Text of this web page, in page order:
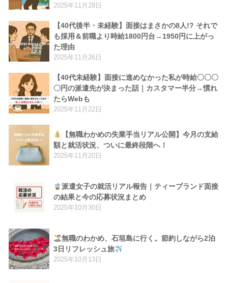
2025年11月28日
【40代後半・未経験】面接はまさかの8人!? それで
も採用＆前職より時給1800円台→1950円に上がっ
た理由
2025年11月26日
【40代未経験】面接に進めなかった私が時給〇〇〇
〇円の派遣先が決まった話｜カスタマー半分→慣れ
たらWebも
2025年11月22日
【無職わかめの失業手当リアル公開】今月の支給
額と就活状況、ついに最終段階へ！
2025年11月20日
派遣女子の就活リアル報告｜ティーブランド面接
の結果と今の応募状況まとめ
2025年10月30日
無職のわかめ、石垣島に行く。節約しながら2泊
3日リフレッシュ旅
2025年10月13日